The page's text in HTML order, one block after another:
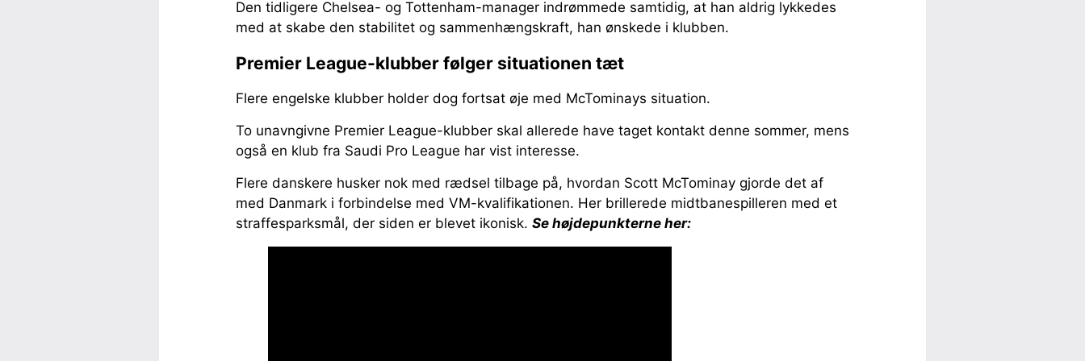
Den tidligere Chelsea- og Tottenham-manager indrømmede samtidig, at han aldrig lykkedes
med at skabe den stabilitet og sammenhængskraft, han ønskede i klubben.
Premier League-klubber følger situationen tæt
Flere engelske klubber holder dog fortsat øje med McTominays situation.
To unavngivne Premier League-klubber skal allerede have taget kontakt denne sommer, mens
også en klub fra Saudi Pro League har vist interesse.
Flere danskere husker nok med rædsel tilbage på, hvordan Scott McTominay gjorde det af
med Danmark i forbindelse med VM-kvalifikationen. Her brillerede midtbanespilleren med et
straffesparksmål, der siden er blevet ikonisk. Se højdepunkterne her: